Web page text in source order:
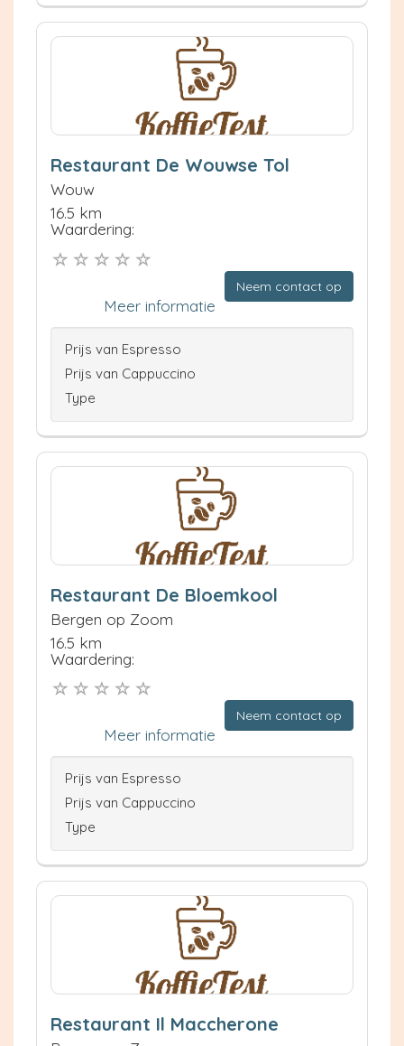
Restaurant De Wouwse Tol
Wouw
16.5 km
Waardering:
Neem contact op
Meer informatie
Prijs van Espresso
Prijs van Cappuccino
Type
Restaurant De Bloemkool
Bergen op Zoom
16.5 km
Waardering:
Neem contact op
Meer informatie
Prijs van Espresso
Prijs van Cappuccino
Type
Restaurant Il Maccherone